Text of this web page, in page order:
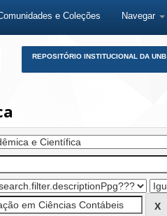
e Coleções Navegar
REPOSITÓRIO INSTITUCIONAL DA UNB